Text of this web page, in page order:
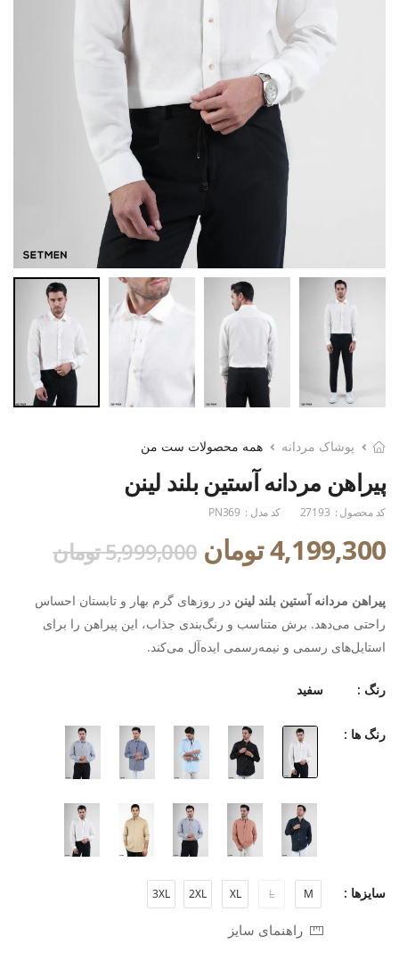
پوشاک مردانه همه محصولات ست من
پیراهن مردانه آستین بلند لینن
کد محصول : 27193 کد مدل : PN369
4,199,300 تومان 5,999,000 تومان
پیراهن مردانه آستین بلند لینن در روزهای گرم بهار و تابستان احساس
راحتی می‌دهد. برش متناسب و رنگ‌بندی جذاب، این پیراهن را برای
استایل‌های رسمی و نیمه‌رسمی ایده‌آل می‌کند.
رنگ : سفید
رنگ ها :
سایزها : M
L
XL
2XL
3XL
راهنمای سایز